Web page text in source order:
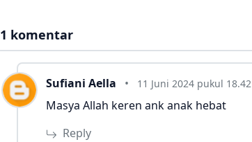
1 komentar
Sufiani Aella 11 Juni 2024 pukul 18.42
Masya Allah keren ank anak hebat
Reply